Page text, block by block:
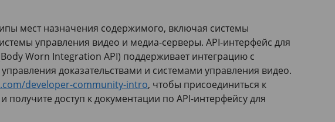
мест назначения содержимого, включая системы
управления видео и медиа-серверы. API-интерфейс для
Worn Integration API) поддерживает интеграцию с
доказательствами и системами управления видео.
developer-community-intro, чтобы присоединиться к
получите доступ к документации по API-интерфейсу для